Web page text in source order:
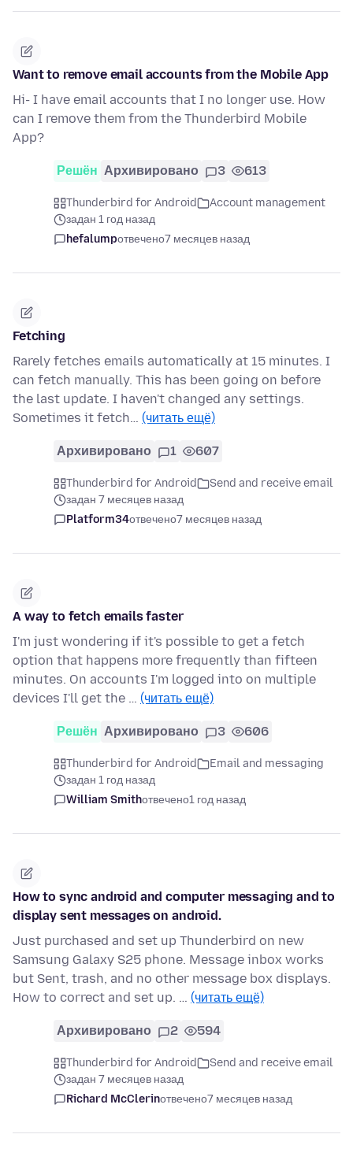
Want to remove email accounts from the Mobile App
Hi- I have email accounts that I no longer use. How
can I remove them from the Thunderbird Mobile
App?
Решён Архивировано 3 613
Thunderbird for Android
Account management
задан 1 год назад
hefalumpотвечено7 месяцев назад
Fetching
Rarely fetches emails automatically at 15 minutes. I
can fetch manually. This has been going on before
the last update. I haven't changed any settings.
Sometimes it fetch… (читать ещё)
Архивировано 1 607
Thunderbird for Android
Send and receive email
задан 7 месяцев назад
Platform34отвечено7 месяцев назад
A way to fetch emails faster
I'm just wondering if it's possible to get a fetch
option that happens more frequently than fifteen
minutes. On accounts I'm logged into on multiple
devices I'll get the … (читать ещё)
Решён Архивировано 3 606
Thunderbird for Android
Email and messaging
задан 1 год назад
William Smithотвечено1 год назад
How to sync android and computer messaging and to
display sent messages on android.
Just purchased and set up Thunderbird on new
Samsung Galaxy S25 phone. Message inbox works
but Sent, trash, and no other message box displays.
How to correct and set up. … (читать ещё)
Архивировано 2 594
Thunderbird for Android
Send and receive email
задан 7 месяцев назад
Richard McClerinотвечено7 месяцев назад